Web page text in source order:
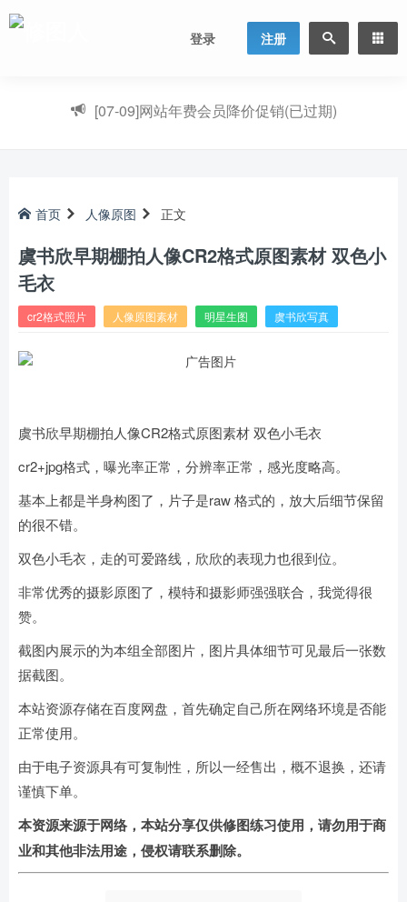
登录 注册
[07-09]网站年费会员降价促销(已过期)
首页 人像原图 正文
虞书欣早期棚拍人像CR2格式原图素材 双色小
毛衣
cr2格式照片 人像原图素材 明星生图 虞书欣写真
虞书欣早期棚拍人像CR2格式原图素材 双色小毛衣
cr2+jpg格式，曝光率正常，分辨率正常，感光度略高。
基本上都是半身构图了，片子是raw 格式的，放大后细节保留
的很不错。
双色小毛衣，走的可爱路线，欣欣的表现力也很到位。
非常优秀的摄影原图了，模特和摄影师强强联合，我觉得很
赞。
截图内展示的为本组全部图片，图片具体细节可见最后一张数
据截图。
本站资源存储在百度网盘，首先确定自己所在网络环境是否能
正常使用。
由于电子资源具有可复制性，所以一经售出，概不退换，还请
谨慎下单。
本资源来源于网络，本站分享仅供修图练习使用，请勿用于商
业和其他非法用途，侵权请联系删除。